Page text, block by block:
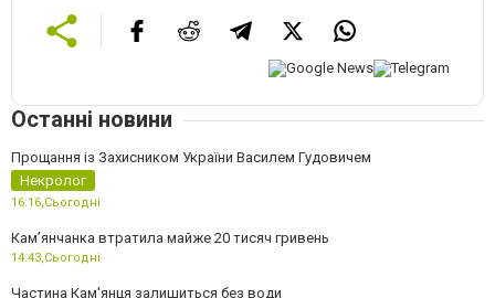
Останні новини
Прощання із Захисником України Василем Гудовичем
Некролог
16:16,Сьогодні
Камʼянчанка втратила майже 20 тисяч гривень
14:43,Сьогодні
Частина Кам'янця залишиться без води